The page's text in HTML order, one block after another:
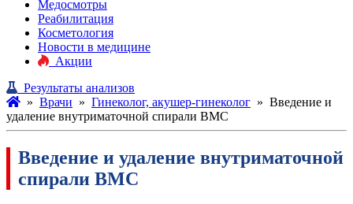
Медосмотры
Реабилитация
Косметология
Новости в медицине
Акции
Результаты анализов
» Врачи » Гинеколог, акушер-гинеколог » Введение и
удаление внутриматочной спирали ВМС
Введение и удаление внутриматочной
спирали ВМС